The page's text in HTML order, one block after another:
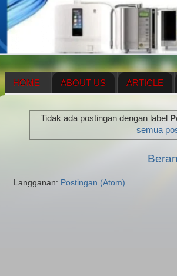
HOME ABOUT US ARTICLE
ENAGIC COMPENSATION PLAN
Tidak ada postingan dengan label
semua
Langganan: Postingan (Atom)